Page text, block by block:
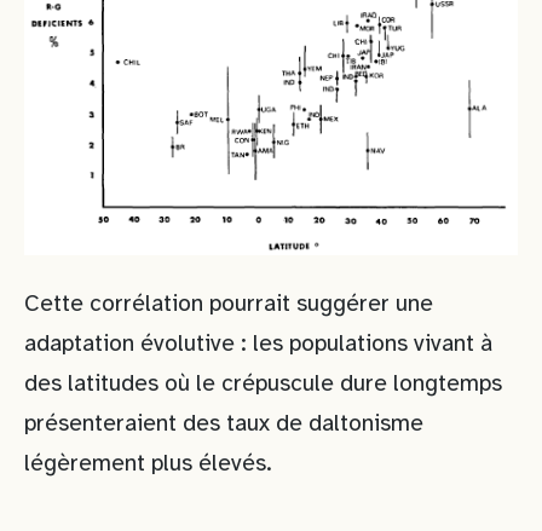
Cette corrélation pourrait suggérer une
adaptation évolutive : les populations vivant à
des latitudes où le crépuscule dure longtemps
présenteraient des taux de daltonisme
légèrement plus élevés.